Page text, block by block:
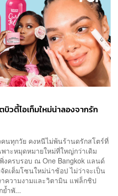
บิวตี้ไอเท็มใหม่น่าลองจากรัก
คนทุกวัย คงหนีไม่พ้นร้านดรักสโตร์ที่
พาะหมุดหมายใหม่ที่ใหญ่กว่าเดิม
งครบรอบ ณ One Bangkok แลนด์
ดเต็มโซนใหม่น่าช้อป ไม่ว่าจะเป็น
ความงามและวิตามิน แฟล็กชิป
ย้ำพั...